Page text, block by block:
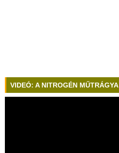
VIDEÓ: A NITROGÉN MŰTRÁGYA